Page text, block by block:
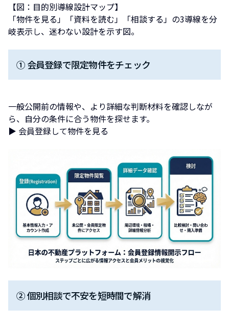
【図：目的別導線設計マップ】
「物件を見る」「資料を読む」「相談する」の3導線を分
岐表示し、迷わない設計を示す図。
① 会員登録で限定物件をチェック
一般公開前の情報や、より詳細な判断材料を確認しなが
ら、自分の条件に合う物件を探せます。
▶ 会員登録して物件を見る
② 個別相談で不安を短時間で解消